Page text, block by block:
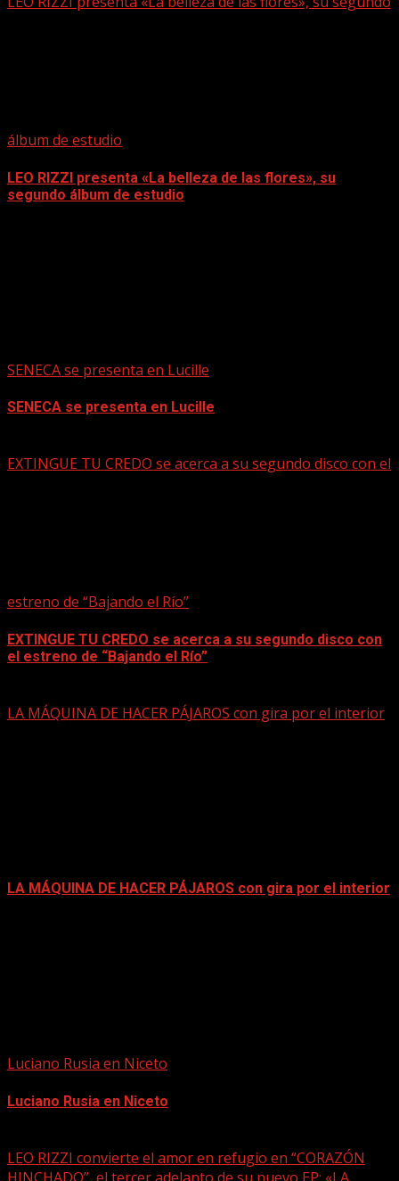
álbum de estudio
LEO RIZZI presenta «La belleza de las flores», su
segundo álbum de estudio
SENECA se presenta en Lucille
SENECA se presenta en Lucille
EXTINGUE TU CREDO se acerca a su segundo disco con el
estreno de “Bajando el Río”
EXTINGUE TU CREDO se acerca a su segundo disco con
el estreno de “Bajando el Río”
LA MÁQUINA DE HACER PÁJAROS con gira por el interior
LA MÁQUINA DE HACER PÁJAROS con gira por el interior
Luciano Rusia en Niceto
Luciano Rusia en Niceto
LEO RIZZI convierte el amor en refugio en “CORAZÓN